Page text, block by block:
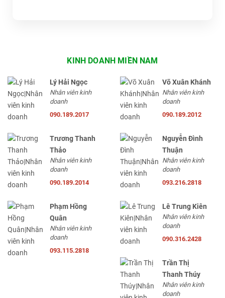
KINH DOANH MIỀN NAM
Lý Hải Ngọc
Nhân viên kinh
doanh
090.189.2017
Võ Xuân Khánh
Nhân viên kinh
doanh
090.189.2012
Trương Thanh
Thảo
Nhân viên kinh
doanh
090.189.2014
Nguyễn Đình
Thuận
Nhân viên kinh
doanh
093.216.2818
Phạm Hồng
Quân
Nhân viên kinh
doanh
093.115.2818
Lê Trung Kiên
Nhân viên kinh
doanh
090.316.2428
Trần Thị
Thanh Thúy
Nhân viên kinh
doanh